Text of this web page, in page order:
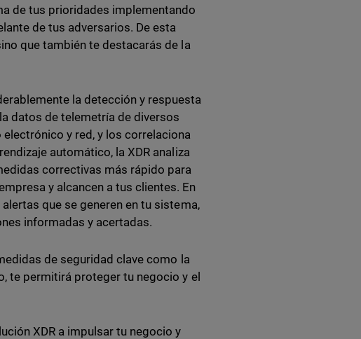
de tus prioridades implementando
de tus adversarios. De esta
que también te destacarás de la
la detección y respuesta
datos de telemetría de diversos
y red, y los correlaciona
automático, la XDR analiza
correctivas más rápido para
y alcancen a tus clientes. En
que se generen en tu sistema,
informadas y acertadas.
de seguridad clave como la
te permitirá proteger tu negocio y el
XDR a impulsar tu negocio y